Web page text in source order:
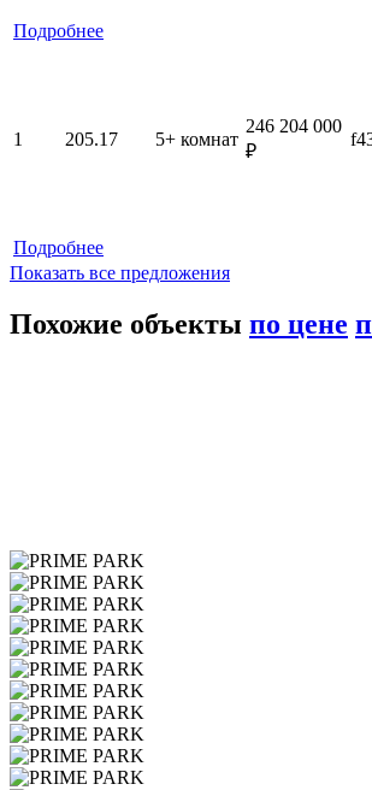
Подробнее
1 205.17 5+ комнат
246 204 000
₽
Подробнее
Показать все предложения
Похожие объекты по цене